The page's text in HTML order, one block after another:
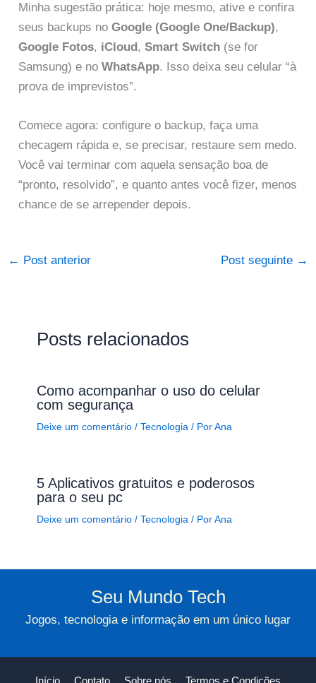
Minha sugestão prática: hoje mesmo, ative e confira
seus backups noGoogle (Google One/Backup),
Google Fotos, iCloud,Smart Switch (se for
Samsung) e noWhatsApp. Isso deixa seu celular “à
prova de imprevistos”.
Comece agora: configure o backup, faça uma
checagem rápida e, se precisar, restaure sem medo.
Você vai terminar com aquela sensação boa de
“pronto, resolvido”, e quanto antes você fizer, menos
chance de se arrepender depois.
← Post anterior Post seguinte →
Posts relacionados
Como acompanhar o uso do celular
com segurança
Deixe um comentário / Tecnologia / PorAna
5 Aplicativos gratuitos e poderosos
para o seu pc
Deixe um comentário / Tecnologia / PorAna
Seu Mundo Tech
Jogos, tecnologia e informação em um único lugar
Início Contato Sobre nós Termos e Condições